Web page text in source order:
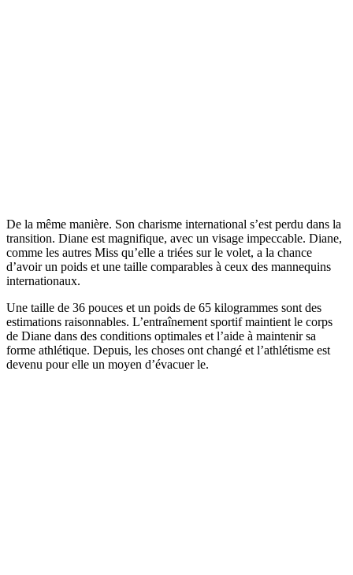
De la même manière. Son charisme international s’est perdu dans la
transition. Diane est magnifique, avec un visage impeccable. Diane,
comme les autres Miss qu’elle a triées sur le volet, a la chance
d’avoir un poids et une taille comparables à ceux des mannequins
internationaux.
Une taille de 36 pouces et un poids de 65 kilogrammes sont des
estimations raisonnables. L’entraînement sportif maintient le corps
de Diane dans des conditions optimales et l’aide à maintenir sa
forme athlétique. Depuis, les choses ont changé et l’athlétisme est
devenu pour elle un moyen d’évacuer le.